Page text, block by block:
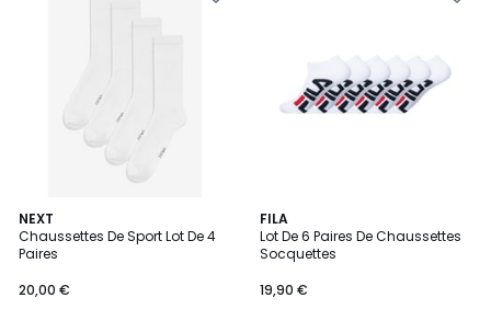
NEXT
Chaussettes De Sport Lot De 4
Paires
20,00 €
2
Couleurs
FILA
Lot De 6 Paires De Chaussettes
Socquettes
19,90 €
3
Couleurs